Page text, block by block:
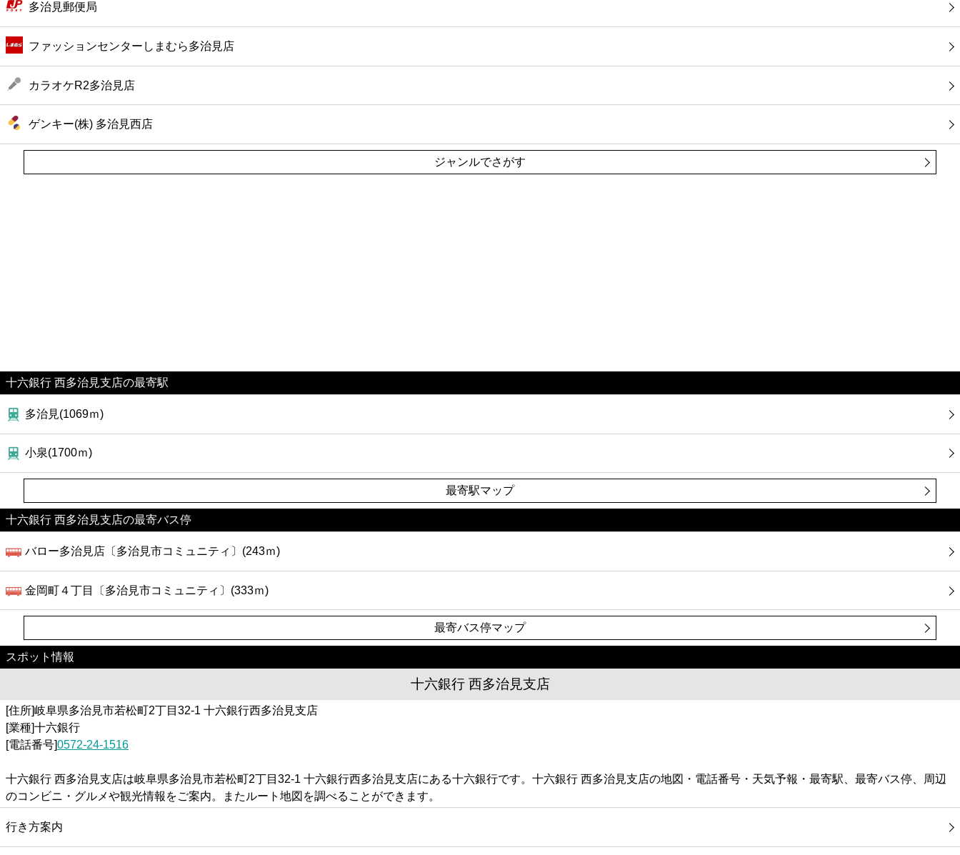
多治見郵便局
ファッションセンターしまむら多治見店
カラオケR2多治見店
ゲンキー(株) 多治見西店
ジャンルでさがす
十六銀行 西多治見支店の最寄駅
多治見(1069ｍ)
小泉(1700ｍ)
最寄駅マップ
十六銀行 西多治見支店の最寄バス停
バロー多治見店〔多治見市コミュニティ〕(243ｍ)
金岡町４丁目〔多治見市コミュニティ〕(333ｍ)
最寄バス停マップ
スポット情報
十六銀行 西多治見支店
[住所]岐阜県多治見市若松町2丁目32-1 十六銀行西多治見支店
[業種]十六銀行
[電話番号]0572-24-1516
十六銀行 西多治見支店は岐阜県多治見市若松町2丁目32-1 十六銀行西多治見支店にある十六銀行です。十六銀行 西多治見支店の地図・電話番号・天気予報・最寄駅、最寄バス停、周辺
のコンビニ・グルメや観光情報をご案内。またルート地図を調べることができます。
行き方案内